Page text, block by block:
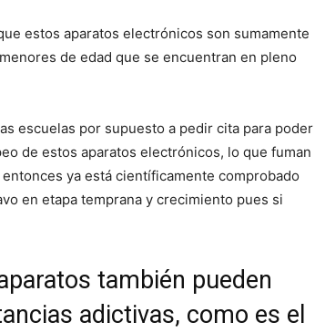
estos aparatos electrónicos son sumamente
de edad que se encuentran en pleno
escuelas por supuesto a pedir cita para poder
de estos aparatos electrónicos, lo que fuman
ya está científicamente comprobado
en etapa temprana y crecimiento pues si
también pueden
adictivas, como es el